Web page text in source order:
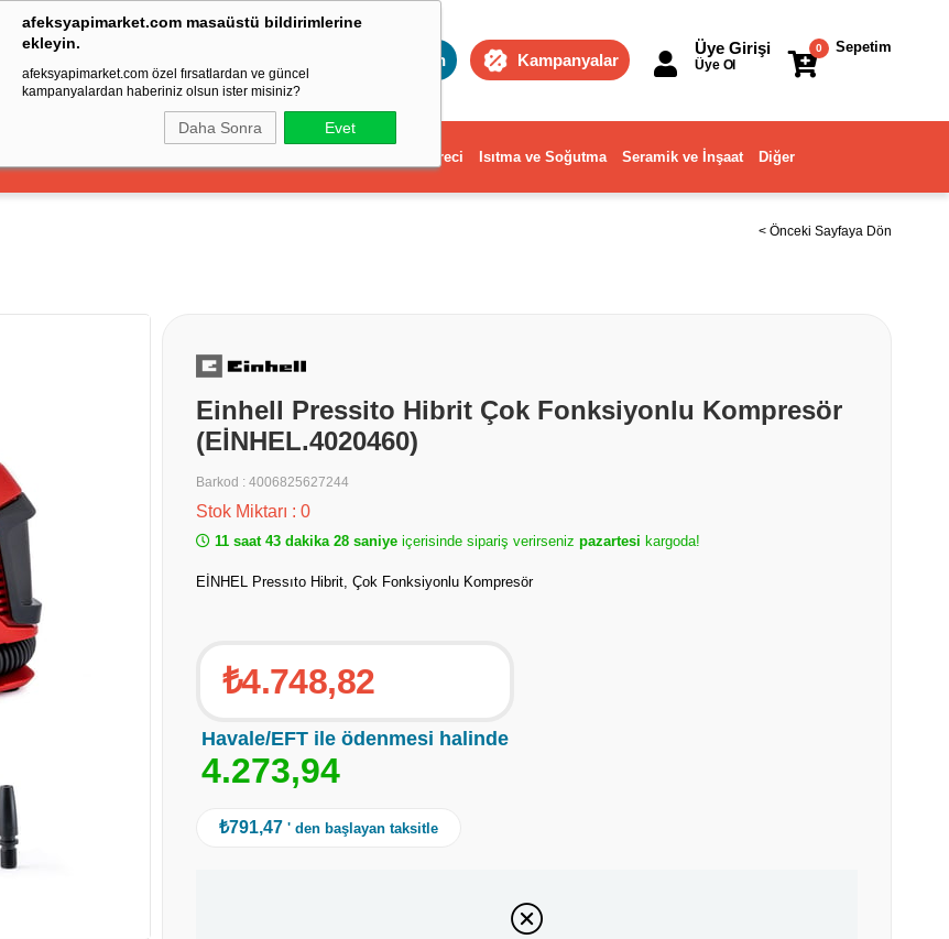
afeksyapimarket.com masaüstü bildirimlerine
ekleyin.
afeksyapimarket.com özel fırsatlardan ve güncel
kampanyalardan haberiniz olsun ister misiniz?
Daha Sonra Evet
Toptan Kampanyalar
Sepetim
0
Üye Girişi
Üye Ol
Dekorasyon ve Ev Gereci Isıtma ve Soğutma Seramik ve İnşaat Diğer
< Önceki Sayfaya Dön
Einhell Pressito Hibrit Çok Fonksiyonlu Kompresör
(EİNHEL.4020460)
Barkod : 4006825627244
Stok Miktarı : 0
11 saat 43 dakika 28 saniye içerisinde sipariş verirseniz pazartesi kargoda!
EİNHEL Pressıto Hibrit, Çok Fonksiyonlu Kompresör
₺4.748,82
Havale/EFT ile ödenmesi halinde
4.273,94
₺791,47 ' den başlayan taksitle